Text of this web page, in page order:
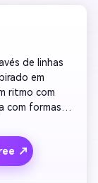
de linhas
em
ritmo com
com formas
todos os
sutil para
Terminar
↗